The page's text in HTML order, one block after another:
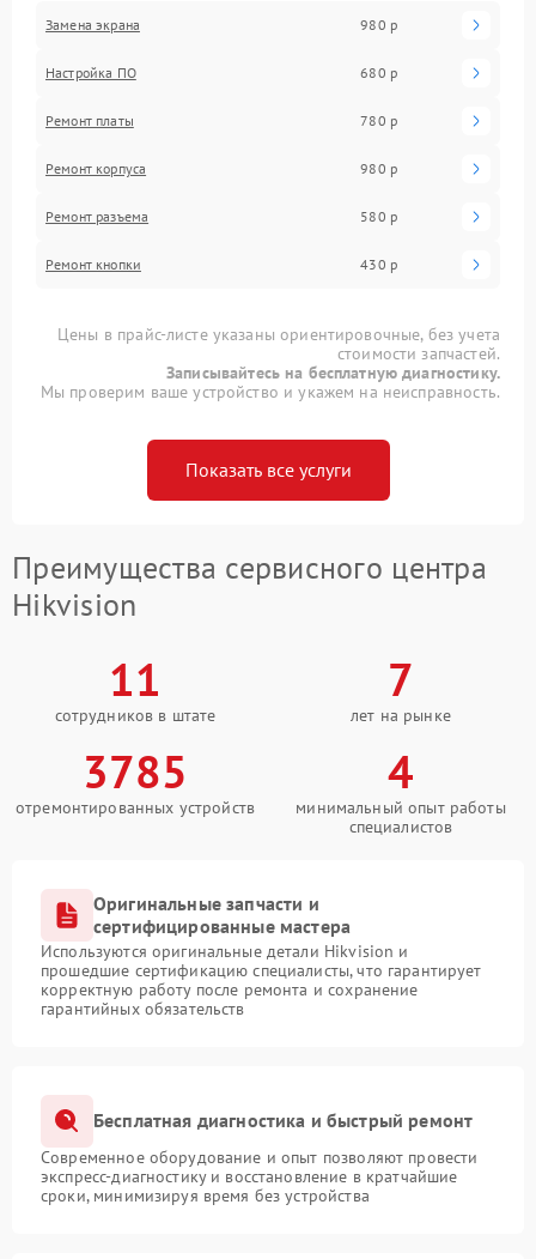
Замена экрана 980 р
Настройка ПО 680 р
Ремонт платы 780 р
Ремонт корпуса 980 р
Ремонт разъема 580 р
Ремонт кнопки 430 р
Цены в прайс-листе указаны ориентировочные, без учета
стоимости запчастей.
Записывайтесь на бесплатную диагностику.
Мы проверим ваше устройство и укажем на неисправность.
Показать все услуги
Преимущества сервисного центра
Hikvision
11
сотрудников в штате
7
лет на рынке
3785
отремонтированных устройств
4
минимальный опыт работы
специалистов
Оригинальные запчасти и
сертифицированные мастера
Используются оригинальные детали Hikvision и
прошедшие сертификацию специалисты, что гарантирует
корректную работу после ремонта и сохранение
гарантийных обязательств
Бесплатная диагностика и быстрый ремонт
Современное оборудование и опыт позволяют провести
экспресс-диагностику и восстановление в кратчайшие
сроки, минимизируя время без устройства